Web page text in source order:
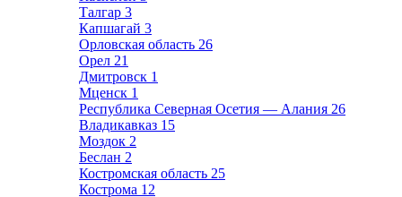
Талгар 3
Капшагай 3
Орловская область 26
Орел 21
Дмитровск 1
Мценск 1
Республика Северная Осетия — Алания 26
Владикавказ 15
Моздок 2
Беслан 2
Костромская область 25
Кострома 12